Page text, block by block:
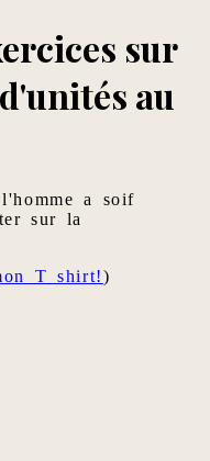
sur
au
a soif
sur la
T shirt!)